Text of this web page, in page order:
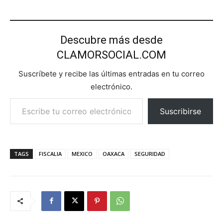
Descubre más desde
CLAMORSOCIAL.COM
Suscríbete y recibe las últimas entradas en tu correo
electrónico.
Escribe tu correo electrónico…
Suscribirse
TAGS FISCALIA MEXICO OAXACA SEGURIDAD